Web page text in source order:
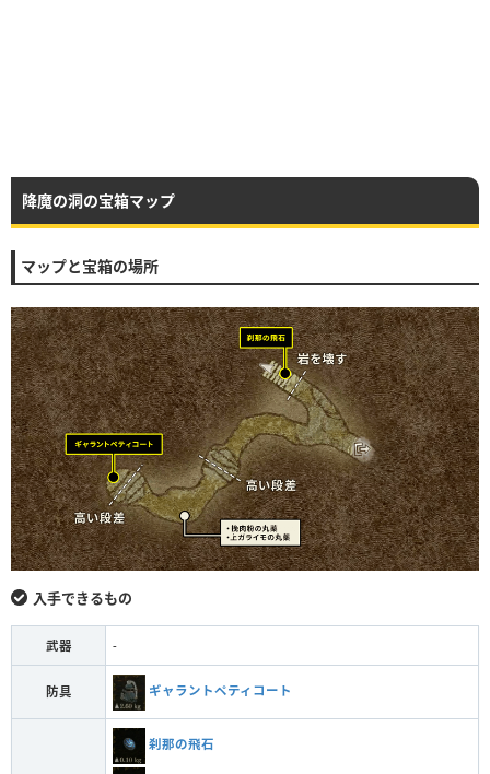
降魔の洞の宝箱マップ
マップと宝箱の場所
入手できるもの
武器 -
防具 ギャラントペティコート
刹那の飛石